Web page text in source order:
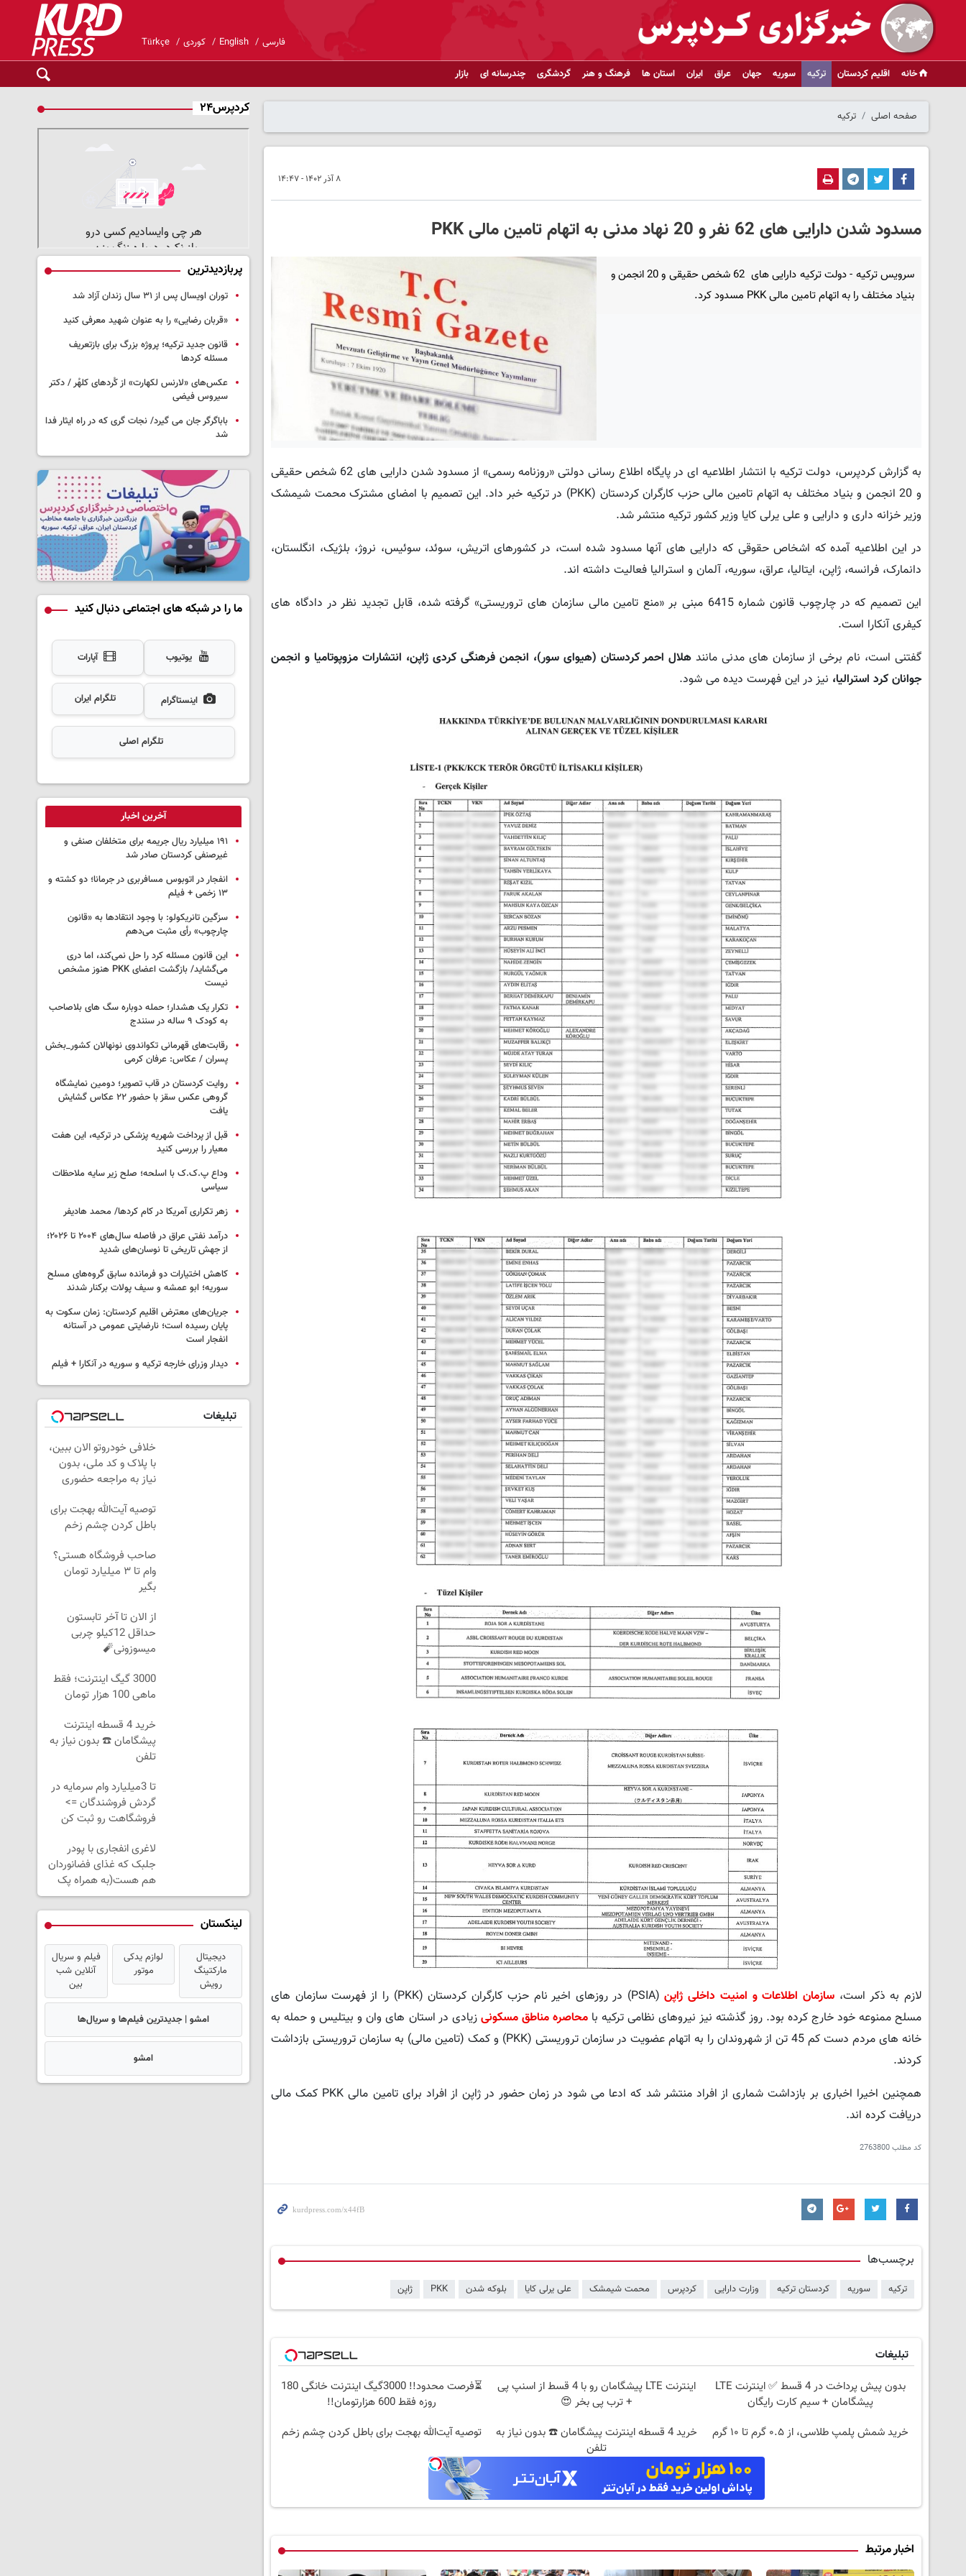
فارسی English کوردی Türkçe
خانه اقلیم کردستان ترکیه سوریه جهان عراق ایران استان ها فرهنگ و هنر گردشگری چندرسانه ای بازار
صفحه اصلی ترکیه
۸ آذر ۱۴۰۲ - ۱۴:۴۷
مسدود شدن دارایی های 62 نفر و 20 نهاد مدنی به اتهام تامین مالی PKK
سرویس ترکیه - دولت ترکیه دارایی های 62 شخص حقیقی و 20 انجمن و
بنیاد مختلف را به اتهام تامین مالی PKK مسدود کرد.
به گزارش کردپرس، دولت ترکیه با انتشار اطلاعیه ای در پایگاه اطلاع رسانی دولتی «روزنامه رسمی» از مسدود شدن دارایی های 62 شخص حقیقی
و 20 انجمن و بنیاد مختلف به اتهام تامین مالی حزب کارگران کردستان (PKK) در ترکیه خبر داد. این تصمیم با امضای مشترک محمت شیمشک
وزیر خزانه داری و دارایی و علی یرلی کایا وزیر کشور ترکیه منتشر شد.
در این اطلاعیه آمده که اشخاص حقوقی که دارایی های آنها مسدود شده است، در کشورهای اتریش، سوئد، سوئیس، نروژ، بلژیک، انگلستان،
دانمارک، فرانسه، ژاپن، ایتالیا، عراق، سوریه، آلمان و استرالیا فعالیت داشته اند.
این تصمیم که در چارچوب قانون شماره 6415 مبنی بر «منع تامین مالی سازمان های تروریستی» گرفته شده، قابل تجدید نظر در دادگاه های
کیفری آنکارا است.
گفتنی است، نام برخی از سازمان های مدنی مانند هلال احمر کردستان (هیوای سور)، انجمن فرهنگی کردی ژاپن، انتشارات مزوپوتامیا و انجمن
جوانان کرد استرالیا، نیز در این فهرست دیده می شود.
لازم به ذکر است، سازمان اطلاعات و امنیت داخلی ژاپن
(PSIA) در روزهای اخیر نام حزب کارگران کردستان (PKK) را از فهرست سازمان های
مسلح ممنوعه خود خارج کرده بود. روز گذشته نیز نیروهای نظامی ترکیه بامحاصره مناطق مسکونی زیادی در استان های وان و بیتلیس و حمله به
خانه های مردم دست کم 45 تن از شهروندان را به اتهام عضویت در سازمان تروریستی (PKK) و کمک (تامین مالی) به سازمان تروریستی بازداشت
کردند.
همچنین اخیرا اخباری بر بازداشت شماری از افراد منتشر شد که ادعا می شود در زمان حضور در ژاپن از افراد برای تامین مالی PKK کمک مالی
دریافت کرده اند.
کد مطلب2763800
برچسب‌ها
ترکیه سوریه کردستان ترکیه وزارت دارایی کردپرس محمت شیمشک علی یرلی کایا بلوکه شدن PKK ژاپن
تبلیغات
بدون پیش پرداخت در 4 قسط ✅ اینترنت LTE
پیشگامان + سیم کارت رایگان
اینترنت LTE پیشگامان رو با 4 قسط از اسنپ پی
+ ترب پی بخر 😍
⏳فرصت محدود!! 3000گیگ اینترنت خانگی 180
روزه فقط 600 هزارتومان!!
خرید شمش پلمپ طلاسی، از ۰.۵ گرم تا ۱۰ گرم
خرید 4 قسطه اینترنت پیشگامان ☎️ بدون نیاز به
تلفن
توصیه آیت‌الله بهجت برای باطل کردن چشم زخم
اخبار مرتبط
کردپرس۲۴
پربازدیدترین
توران اویسال پس از ۳۱ سال زندان آزاد شد
«قربان رضایی» را به عنوان شهید معرفی کنید
قانون جدید ترکیه؛ پروژه بزرگ‌ برای بازتعریف
مسئله کردها
عکس‌های «لارنس لکهارت» از کُردهای کلهُر / دکتر
سیروس فیضی
باباگرگر جان می گیرد/ نجات گری که در راه ایثار فدا
شد
ما را در شبکه های اجتماعی دنبال کنید
یوتیوب آپارات
اینستاگرام تلگرام ایران
تلگرام اصلی
آخرین اخبار
۱۹۱ میلیارد ریال جریمه برای متخلفان صنفی و
غیرصنفی کردستان صادر شد
انفجار در اتوبوس مسافربری در جرمانا؛ دو کشته و
۱۳ زخمی + فیلم
سزگین تانریکولو: با وجود انتقادها به «قانون
چارچوب» رأی مثبت می‌دهم
این قانون مسئله کرد را حل نمی‌کند، اما دری
می‌گشاید/ بازگشت اعضای PKK هنوز مشخص
نیست
تکرار یک هشدار؛ حمله دوباره سگ های بلاصاحب
به کودک ۹ ساله در سنندج
رقابت‌های قهرمانی تکواندوی نونهالان کشور_بخش
پسران / عکاس: عرفان کرمی
روایت کردستان در قاب تصویر؛ دومین نمایشگاه
گروهی عکس سقز با حضور ۲۲ عکاس گشایش
یافت
قبل از پرداخت شهریه پزشکی در ترکیه، این هفت
معیار را بررسی کنید
وداع پ.ک.ک با اسلحه؛ صلح زیر سایه ملاحظات
سیاسی
زهر تکراری آمریکا در کام کردها/ محمد هادیفر
درآمد نفتی عراق در فاصله سال‌های ۲۰۰۴ تا ۲۰۲۶؛
از جهش تاریخی تا نوسان‌های شدید
کاهش اختیارات دو فرمانده سابق گروه‌های مسلح
سوریه؛ ابو عمشه و سیف پولات برکنار شدند
جریان‌های معترض اقلیم کردستان: زمان سکوت به
پایان رسیده است؛ نارضایتی عمومی در آستانه
انفجار است
دیدار وزرای خارجه ترکیه و سوریه در آنکارا + فیلم
تبلیغات
خلافی خودروتو الان ببین،
با پلاک و کد ملی، بدون
نیاز به مراجعه حضوری
توصیه آیت‌الله بهجت برای
باطل کردن چشم زخم
صاحب فروشگاه هستی؟
وام تا ۳ میلیارد تومان
بگیر
از الان تا آخر تابستون
حداقل 12کیلو چربی
میسوزونی🧨
3000 گیگ اینترنت؛ فقط
ماهی 100 هزار تومان
خرید 4 قسطه اینترنت
پیشگامان ☎️ بدون نیاز به
تلفن
تا 3میلیارد وام سرمایه در
گردش فروشندگان =>
فروشگاهت رو ثبت کن
لاغری انفجاری با پودر
جلبک که غذای فضانوردان
هم هست(به همراه پک
هدیه)
لینکستان
دیجیتال
مارکتینگ
رویش
لوازم یدکی
موتور
فیلم و سریال
آنلاین شب
بین
امشو | جدیدترین فیلم‌ها و سریال‌ها
امشو